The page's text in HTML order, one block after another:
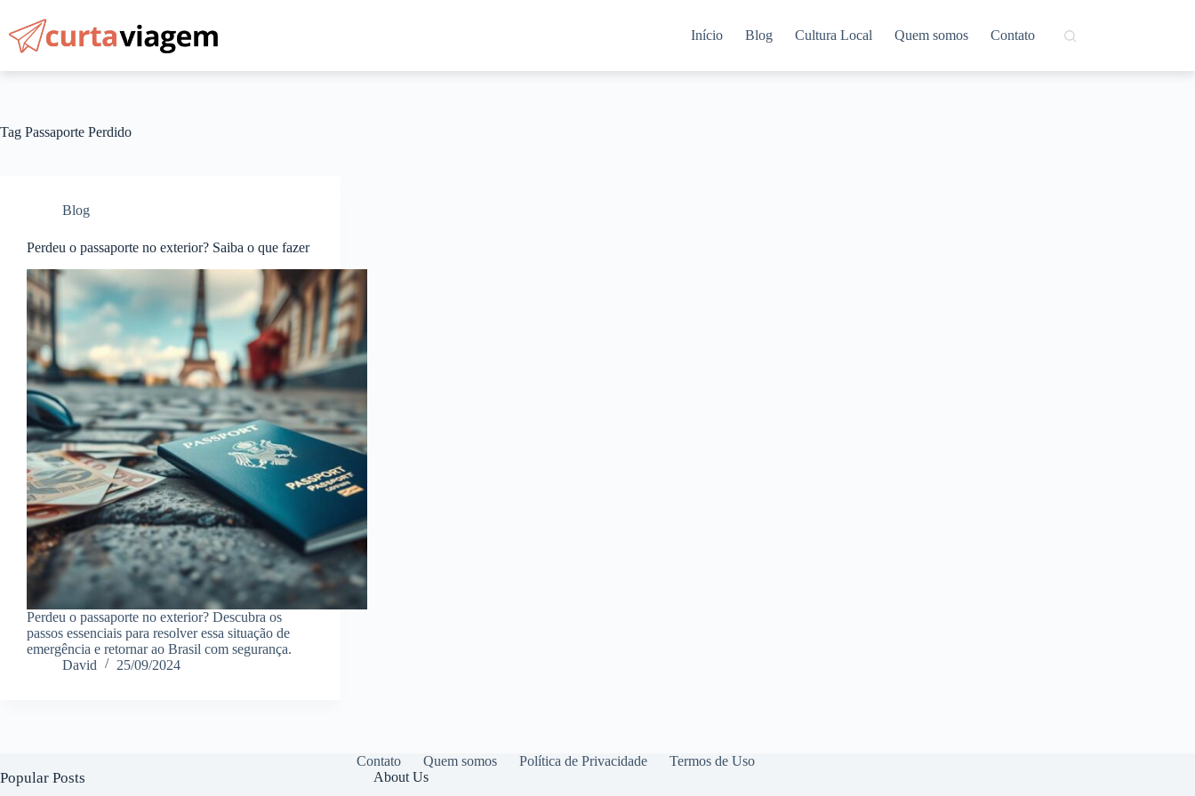
conteúdo
Início Blog Cultura Local Quem somos Contato
Tag Passaporte Perdido
Blog
Perdeu o passaporte no exterior? Saiba o que fazer
Perdeu o passaporte no exterior? Descubra os
passos essenciais para resolver essa situação de
emergência e retornar ao Brasil com segurança.
David
25/09/2024
Contato Quem somos Política de Privacidade Termos de Uso
Popular Posts About Us